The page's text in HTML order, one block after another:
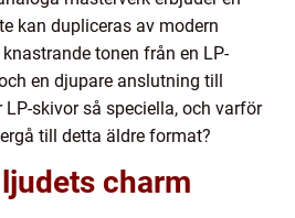
kan dupliceras av modern
tonen från en LP-
en djupare anslutning till
skivor så speciella, och varför
till detta äldre format?
charm